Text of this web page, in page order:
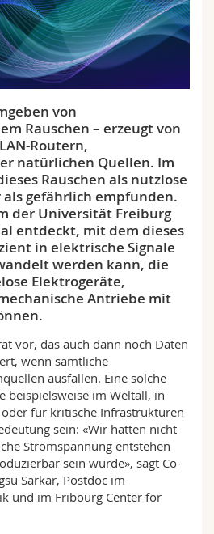
Fak.
von
Rauschen – erzeugt von
Routern,
natürlichen Quellen. Im
Rauschen als nutzlose
als gefährlich empfunden.
der Universität Freiburg
entdeckt, mit dem dieses
in elektrische Signale
werden kann, die
Elektrogeräte,
Antriebe mit
vor, das auch dann noch Daten
wenn sämtliche
ausfallen. Eine solche
beispielsweise im Weltall, in
für kritische Infrastrukturen
sein: «Wir hatten nicht
Stromspannung entstehen
sein würde», sagt Co-
Sarkar, Postdoc im
und im Fribourg Center for